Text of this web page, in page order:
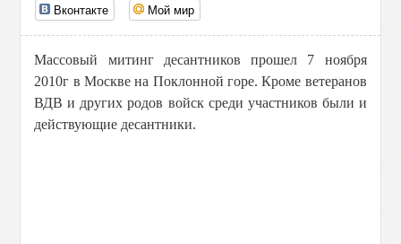
Вконтакте Мой мир
Массовый митинг десантников прошел 7 ноября
2010г в Москве на Поклонной горе. Кроме ветеранов
ВДВ и других родов войск среди участников были и
действующие десантники.